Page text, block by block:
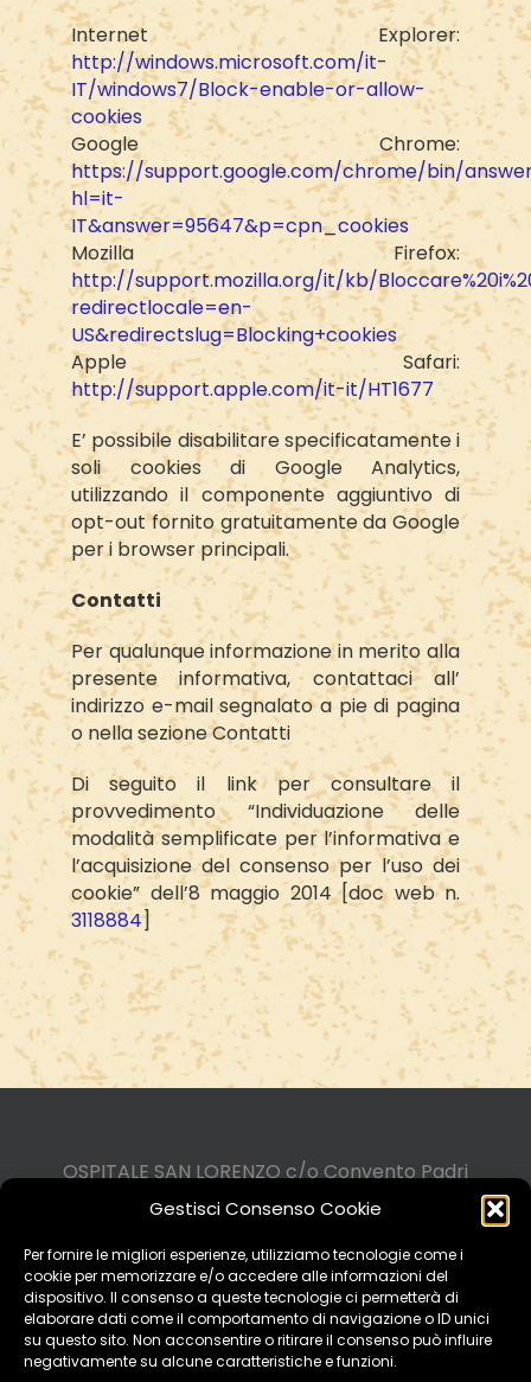
Gestisci Consenso Cookie
Per fornire le migliori esperienze, utilizziamo tecnologie come i
cookie per memorizzare e/o accedere alle informazioni del
dispositivo. Il consenso a queste tecnologie ci permetterà di
elaborare dati come il comportamento di navigazione o ID unici
su questo sito. Non acconsentire o ritirare il consenso può influire
negativamente su alcune caratteristiche e funzioni.
Internet Explorer:
http://windows.microsoft.com/it-
IT/windows7/Block-enable-or-allow-
cookies
Google Chrome:
https://support.google.com/chrome/bin/
hl=it-
IT&answer=95647&p=cpn_cookies
Mozilla Firefox:
http://support.mozilla.org/it/kb/
redirectlocale=en-
US&redirectslug=Blocking+cookies
Apple Safari:
http://support.apple.com/it-it/HT1677
E’ possibile disabilitare specificatamente i
soli cookies di Google Analytics,
utilizzando il componente aggiuntivo di
opt-out fornito gratuitamente da Google
per i browser principali.
Contatti
Per qualunque informazione in merito alla
presente informativa, contattaci all’
indirizzo e-mail segnalato a pie di pagina
o nella sezione Contatti
Di seguito il link per consultare il
provvedimento “Individuazione delle
modalità semplificate per l’informativa e
l’acquisizione del consenso per l’uso dei
cookie” dell’8 maggio 2014 [doc web n.
3118884]
OSPITALE SAN LORENZO c/o Convento Padri
Cappuccini di Pontremoli
Tel. 0187.830395 - Email
info@cappuccinipontremoli.it
Privacy Policy|Cookie Policy